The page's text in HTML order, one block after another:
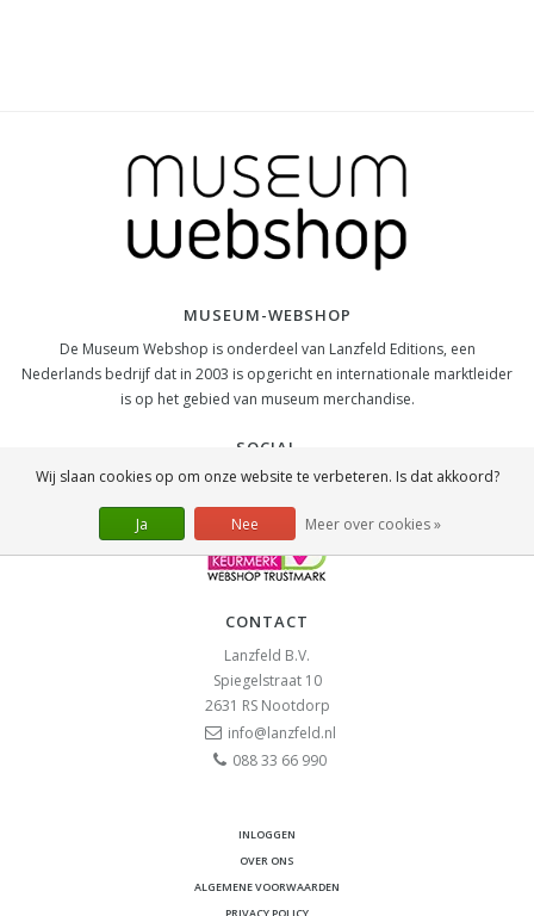
MUSEUM-WEBSHOP
De Museum Webshop is onderdeel van Lanzfeld Editions, een
Nederlands bedrijf dat in 2003 is opgericht en internationale marktleider
is op het gebied van museum merchandise.
SOCIAL
CONTACT
Lanzfeld B.V.
Spiegelstraat 10
2631 RS Nootdorp
info@lanzfeld.nl
088 33 66 990
INLOGGEN
OVER ONS
ALGEMENE VOORWAARDEN
PRIVACY POLICY
Wij slaan cookies op om onze website te verbeteren. Is dat akkoord?
Ja Nee Meer over cookies »